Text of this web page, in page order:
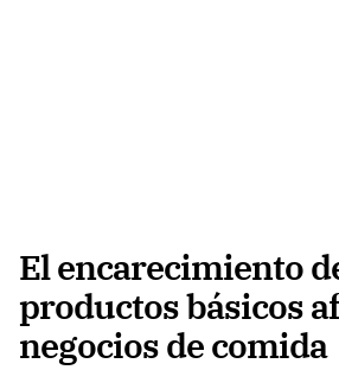
El encarecimiento
productos básicos
negocios de comida